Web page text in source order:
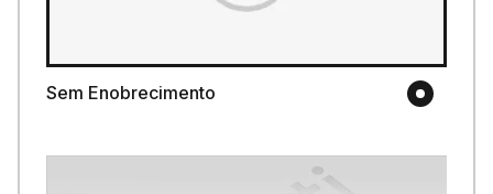
Sem Enobrecimento